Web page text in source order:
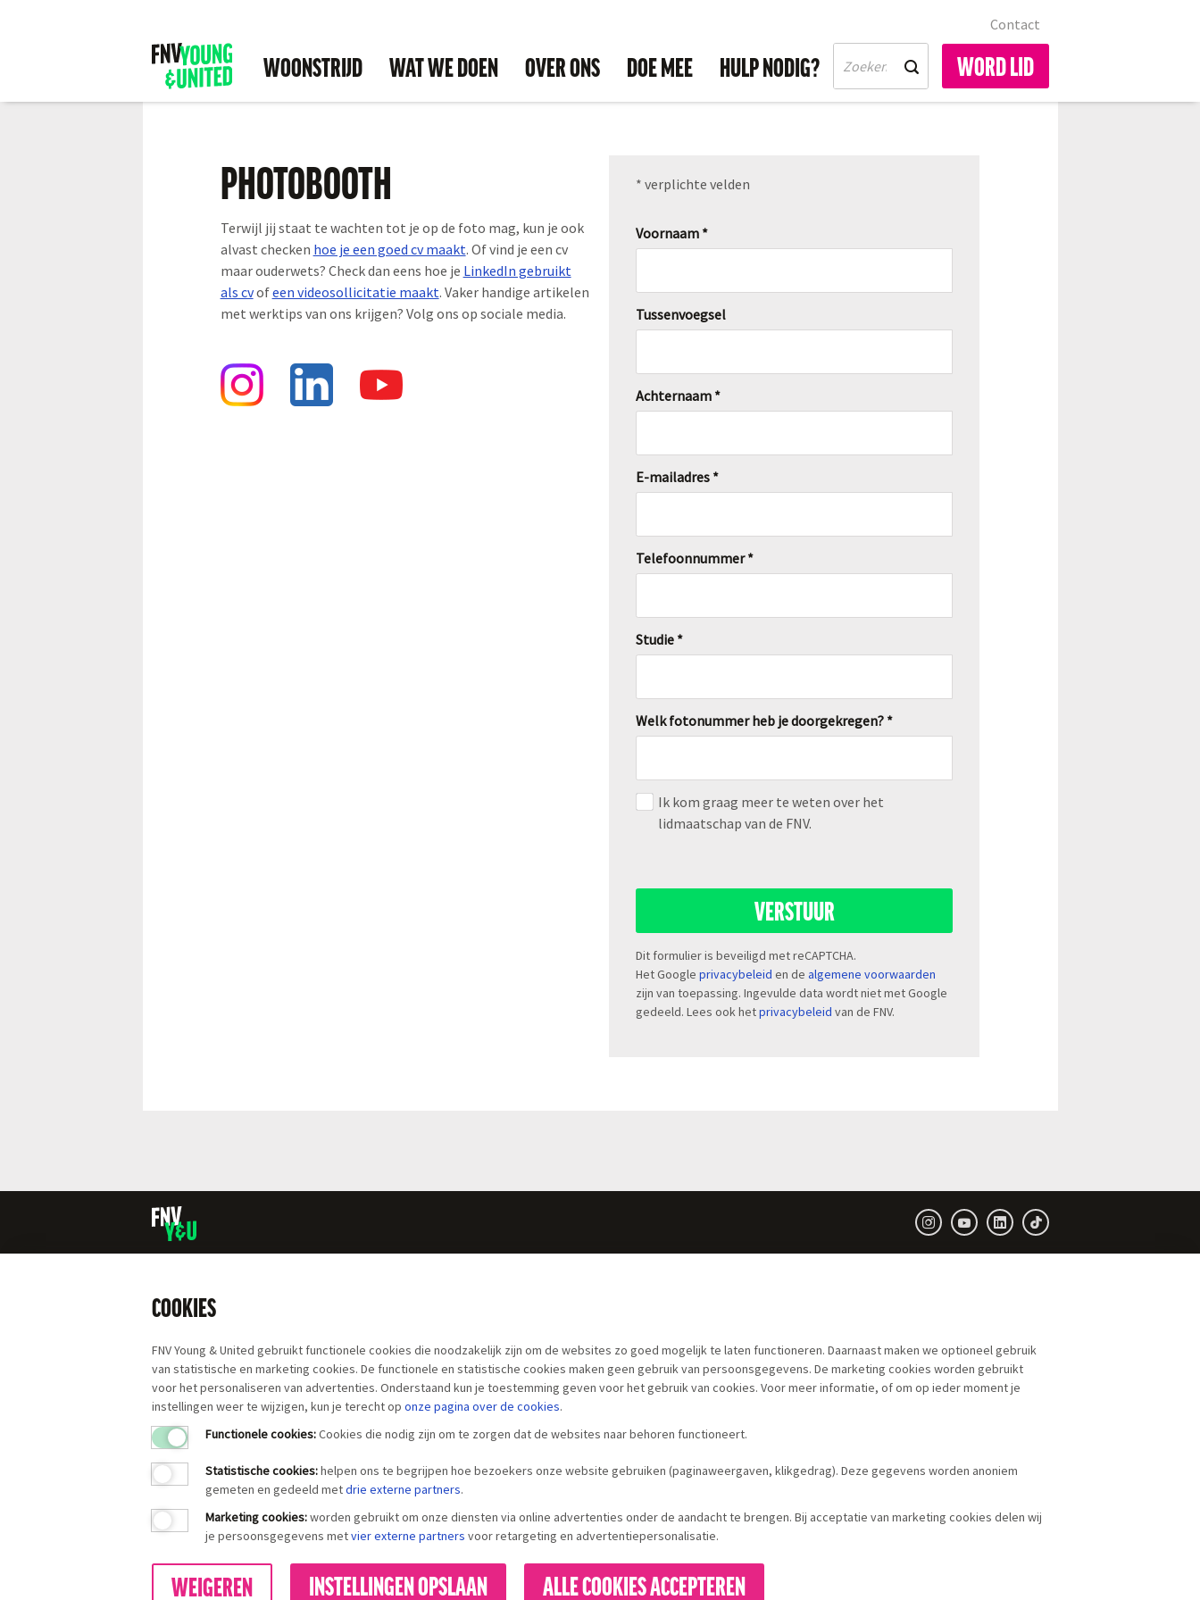
Contact
WOONSTRIJD WAT WE DOEN OVER ONS DOE MEE HULP NODIG? WORD LID
PHOTOBOOTH
Terwijl jij staat te wachten tot je op de foto mag, kun je ook
alvast checken hoe je een goed cv maakt. Of vind je een cv
maar ouderwets? Check dan eens hoe je LinkedIn gebruikt
als cvofeen videosollicitatie maakt. Vaker handige artikelen
met werktips van ons krijgen? Volg ons op sociale media.
* verplichte velden
Voornaam *
Tussenvoegsel
Achternaam *
E-mailadres *
Telefoonnummer *
Studie *
Welk fotonummer heb je doorgekregen? *
Ik kom graag meer te weten over het
lidmaatschap van de FNV.
Dit formulier is beveiligd met reCAPTCHA.
Het Google privacybeleid en de algemene voorwaarden
zijn van toepassing. Ingevulde data wordt niet met Google
gedeeld. Lees ook hetprivacybeleid van de FNV.
VERSTUUR
COOKIES
FNV Young & United gebruikt functionele cookies die noodzakelijk zijn om de websites zo goed mogelijk te laten functioneren. Daarnaast maken we optioneel gebruik
van statistische en marketing cookies. De functionele en statistische cookies maken geen gebruik van persoonsgegevens. De marketing cookies worden gebruikt
voor het personaliseren van advertenties. Onderstaand kun je toestemming geven voor het gebruik van cookies. Voor meer informatie, of om op ieder moment je
instellingen weer te wijzigen, kun je terecht op onze pagina overde cookies.
Functionele cookies:Cookies die nodig zijn om te zorgen dat de websites naar behoren functioneert.
Statistische cookies:helpen ons te begrijpen hoe bezoekers onze website gebruiken (paginaweergaven, klikgedrag). Deze gegevens worden anoniem
gemeten en gedeeld metdrie externe partners.
Marketing cookies:worden gebruikt om onze diensten via online advertenties onder de aandacht te brengen. Bij acceptatie van marketing cookies delen wij
je persoonsgegevens metvier externe partners voor retargeting en advertentiepersonalisatie.
ALLE COOKIES ACCEPTEREN
INSTELLINGEN OPSLAAN
WEIGEREN